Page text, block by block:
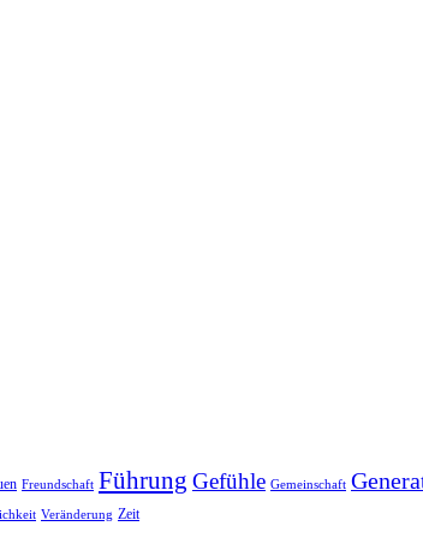
Freundschaft Führung Gefühle Gemeinschaft
Veränderung Zeit